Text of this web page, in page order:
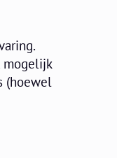
mogelijk
(hoewel